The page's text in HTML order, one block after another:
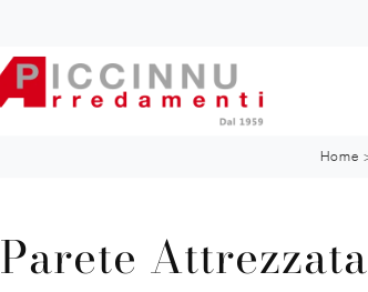
Home
Parete